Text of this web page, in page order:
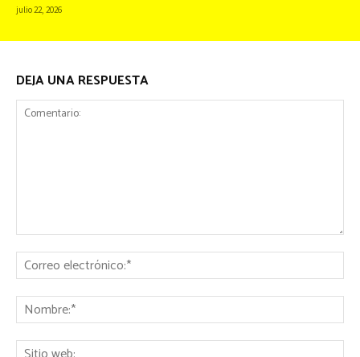
julio 22, 2026
DEJA UNA RESPUESTA